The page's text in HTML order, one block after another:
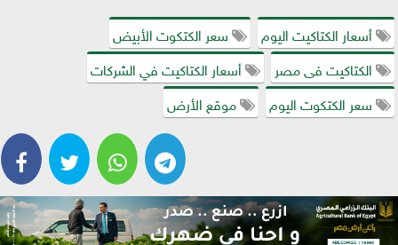
أسعار الكتاكيت اليوم
سعر الكتكوت الأبيض
الكتاكيت فى مصر
أسعار الكتاكيت في الشركات
سعر الكتكوت اليوم
موقع الأرض